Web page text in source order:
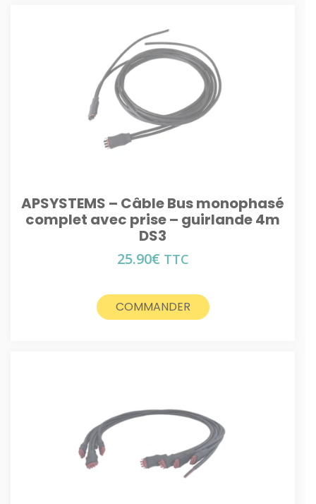
APSYSTEMS – Câble Bus monophasé
complet avec prise – guirlande 4m
DS3
25.90€ TTC
COMMANDER